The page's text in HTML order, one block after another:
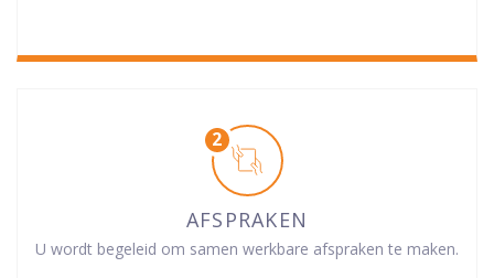
AFSPRAKEN
U wordt begeleid om samen werkbare afspraken te maken.